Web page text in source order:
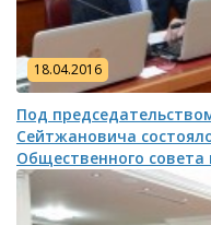
18.04.2016
Под
Сейтжановича
Общественного совета